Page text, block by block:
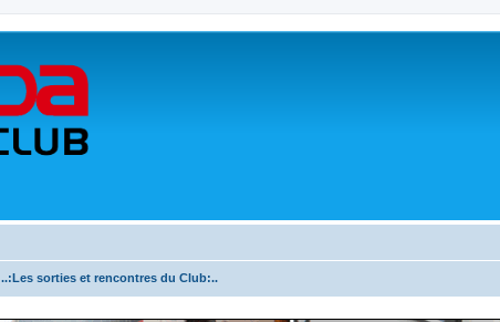
..:Les sorties et rencontres du Club:..